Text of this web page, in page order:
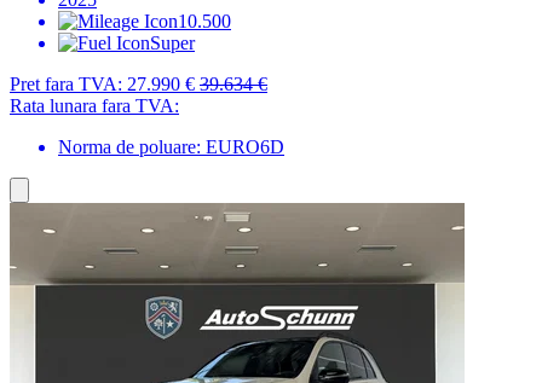
10.500
Super
Pret fara TVA: 27.990 € 39.634 €
Rata lunara fara TVA:
Norma de poluare: EURO6D